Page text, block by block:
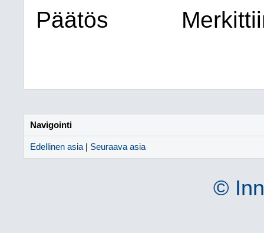
Päätös
Navigointi
Edellinen asia Seuraava asia
©